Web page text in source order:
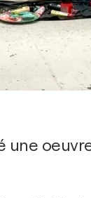
une